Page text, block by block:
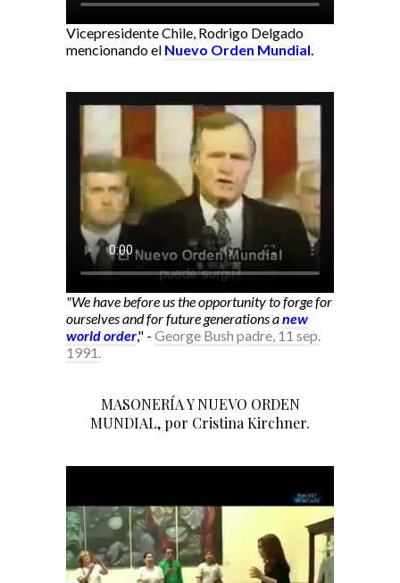
Vicepresidente Chile, Rodrigo Delgado
mencionando el Nuevo Orden Mundial.
"We have before us the opportunity to forge for
ourselves and for future generations anew
world order," - George Bush padre, 11 sep.
1991.
MASONERÍA Y NUEVO ORDEN
MUNDIAL, por Cristina Kirchner.